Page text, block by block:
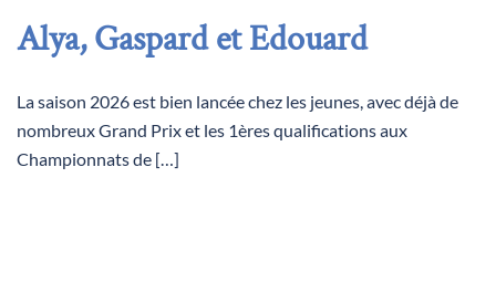
Alya, Gaspard et Edouard
La saison 2026 est bien lancée chez les jeunes, avec déjà de
nombreux Grand Prix et les 1ères qualifications aux
Championnats de […]